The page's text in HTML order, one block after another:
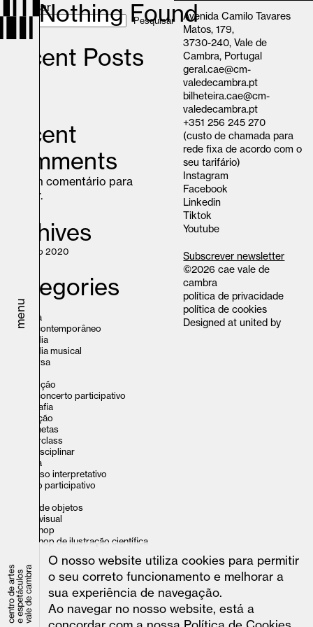
menu
Nothing Found
Pesquisar
Pesquisar
Recent Posts
Recent
Comments
Nenhum comentário para
mostrar.
Archives
Janeiro 2020
Categories
cinema
circo contemporâneo
comédia
comédia musical
conversa
exposição
filme-concerto participativo
fotografia
ilustração
marionetas
masterclass
multidisciplinar
música
percurso interpretativo
projeto participativo
teatro de objetos
teatro visual
workshop
workshop de ilustração científica
Avenida Camilo Tavares
Matos, 179,
3730-240, Vale de
Cambra, Portugal
geral.cae@cm-
valedecambra.pt
bilheteira.cae@cm-
valedecambra.pt
+351 256 245 270
(custo de chamada para
rede fixa de acordo com o
seu tarifário)
Instagram
Facebook
Linkedin
Tiktok
Youtube
Subscrever newsletter
©2026 cae vale de
cambra
política de privacidade
política de cookies
Designed atunited by
O nosso website utiliza cookies para permitir
o seu correto funcionamento e melhorar a
sua experiência de navegação.
Ao navegar no nosso website, está a